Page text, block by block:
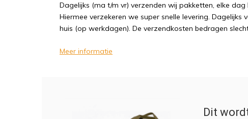
Dagelijks (ma t/m vr) verzenden wij pakketten, elke
Hiermee verzekeren we super snelle levering. Dagelijks
huis (op werkdagen). De verzendkosten bedragen
Meer informatie
Dit